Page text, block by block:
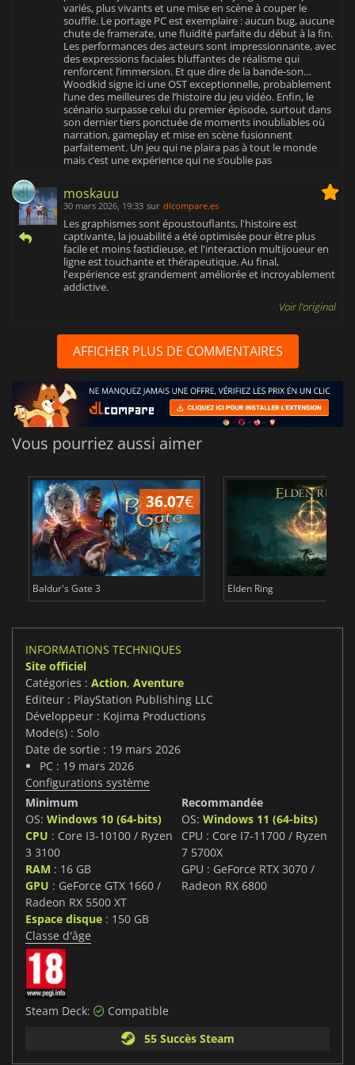
variés, plus vivants et une mise en scène à couper le
souffle. Le portage PC est exemplaire : aucun bug, aucune
chute de framerate, une fluidité parfaite du début à la fin.
Les performances des acteurs sont impressionnante, avec
des expressions faciales bluffantes de réalisme qui
renforcent l’immersion. Et que dire de la bande-son…
Woodkid signe ici une OST exceptionnelle, probablement
l’une des meilleures de l’histoire du jeu vidéo. Enfin, le
scénario surpasse celui du premier épisode, surtout dans
son dernier tiers ponctuée de moments inoubliables où
narration, gameplay et mise en scène fusionnent
parfaitement. Un jeu qui ne plaira pas à tout le monde
mais c’est une expérience qui ne s’oublie pas
moskauu
30 mars 2026, 19:33 sur dlcompare.es
Les graphismes sont époustouflants, l'histoire est
captivante, la jouabilité a été optimisée pour être plus
facile et moins fastidieuse, et l'interaction multijoueur en
ligne est touchante et thérapeutique. Au final,
l'expérience est grandement améliorée et incroyablement
addictive.
Voir l'original
AFFICHER PLUS DE COMMENTAIRES
Vous pourriez aussi aimer
36.07€
Baldur's Gate 3 Elden Ring
INFORMATIONS TECHNIQUES
Site officiel
Catégories : Action, Aventure
Editeur : PlayStation Publishing LLC
Développeur : Kojima Productions
Mode(s) : Solo
Date de sortie : 19 mars 2026
PC : 19 mars 2026
Configurations système
Minimum
OS: Windows 10 (64-bits)
CPU : Core I3-10100 / Ryzen
3 3100
RAM : 16 GB
GPU : GeForce GTX 1660 /
Radeon RX 5500 XT
Espace disque : 150 GB
Recommandée
OS: Windows 11 (64-bits)
CPU : Core I7-11700 / Ryzen
7 5700X
GPU : GeForce RTX 3070 /
Radeon RX 6800
Classe d'âge
Steam Deck:
Compatible
55 Succès Steam